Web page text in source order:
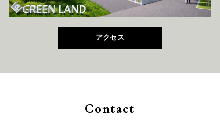
アクセス
Contact